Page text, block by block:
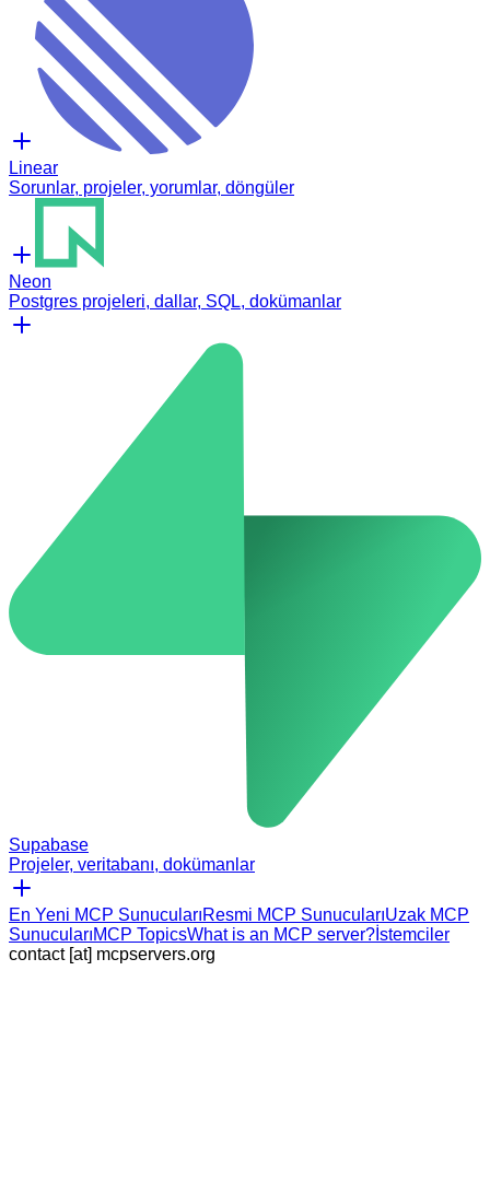
Linear
Sorunlar, projeler, yorumlar, döngüler
Neon
Postgres projeleri, dallar, SQL, dokümanlar
Supabase
Projeler, veritabanı, dokümanlar
En Yeni MCP SunucularıResmi MCP SunucularıUzak MCP
SunucularıMCP TopicsWhat is an MCP server? İstemciler
contact [at] mcpservers.org